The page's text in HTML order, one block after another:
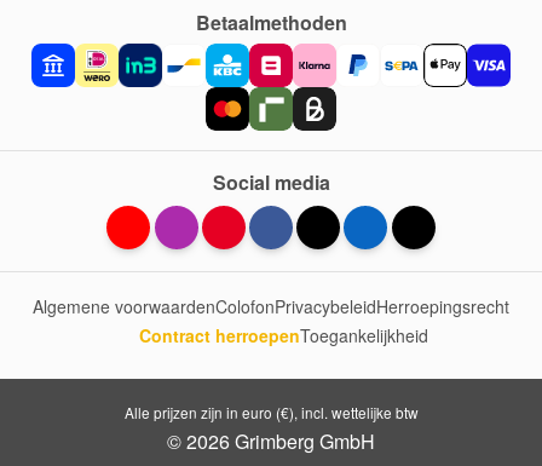
Betaalmethoden
Social media
Algemene voorwaardenColofonPrivacybeleidHerroepingsrecht
Contract herroepenToegankelijkheid
Alle prijzen zijn in euro (€), incl. wettelijke btw
© 2026 Grimberg GmbH